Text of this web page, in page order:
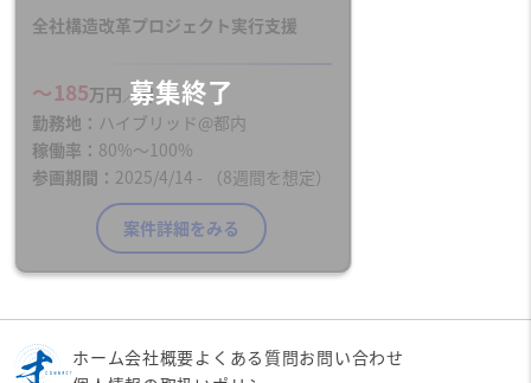
全社構造改革プロジェクト実行支援
〜185万円／月
勤務地
ハイブリッド@都内
稼働率
80%〜100%
参画期間
2025/4/14 - （8週間を想定）
案件詳細をみる
ホーム会社概要よくある質問お問い合わせ